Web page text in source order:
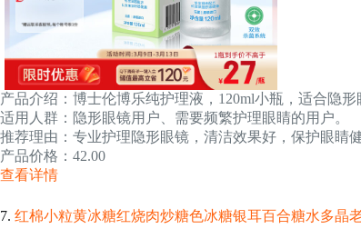
产品介绍：博士伦博乐纯护理液，120ml小瓶，适合隐
适用人群：隐形眼镜用户、需要频繁护理眼睛的用户。
推荐理由：专业护理隐形眼镜，清洁效果好，保护眼睛健
产品价格：42.00
查看详情
7. 红棉小粒黄冰糖红烧肉炒糖色冰糖银耳百合糖水多晶